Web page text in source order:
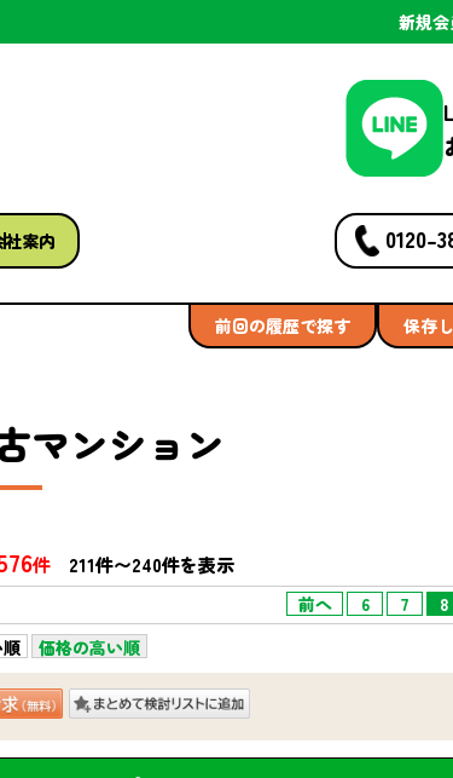
新規
社案内 0120-
前回の履歴で探す 保存
マンション
件 211件〜240件を表示
前へ 6 7 8
価格の高い順